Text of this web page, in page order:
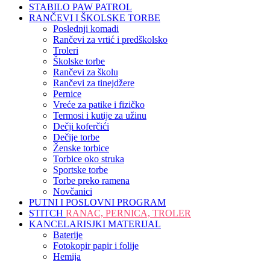
STABILO PAW PATROL
RANČEVI I ŠKOLSKE TORBE
Poslednji komadi
Rančevi za vrtić i predškolsko
Troleri
Školske torbe
Rančevi za školu
Rančevi za tinejdžere
Pernice
Vreće za patike i fizičko
Termosi i kutije za užinu
Dečji koferčići
Dečije torbe
Ženske torbice
Torbice oko struka
Sportske torbe
Torbe preko ramena
Novčanici
PUTNI I POSLOVNI PROGRAM
STITCH RANAC, PERNICA, TROLER
KANCELARISJKI MATERIJAL
Baterije
Fotokopir papir i folije
Hemija